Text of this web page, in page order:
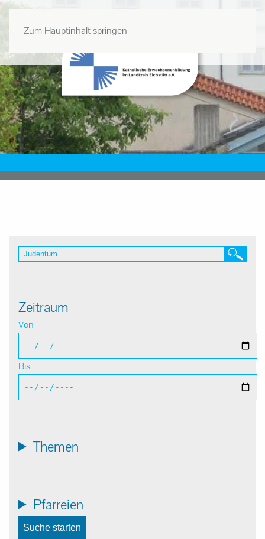
Zum Hauptinhalt springen
Zeitraum
Von
Bis
Themen
Pfarreien
Suche starten